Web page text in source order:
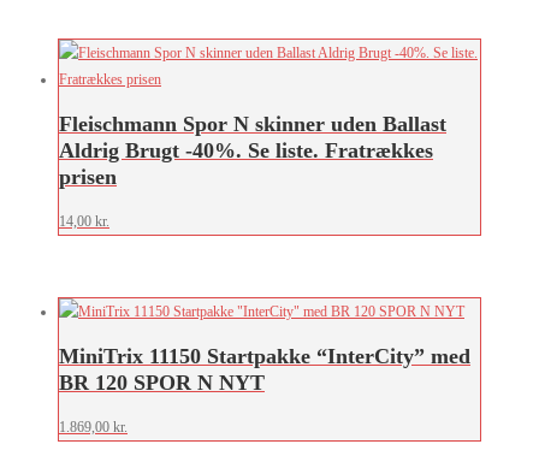
Fleischmann Spor N skinner uden Ballast
Aldrig Brugt -40%. Se liste. Fratrækkes
prisen
14,00 kr.
MiniTrix 11150 Startpakke “InterCity” med
BR 120 SPOR N NYT
1.869,00 kr.